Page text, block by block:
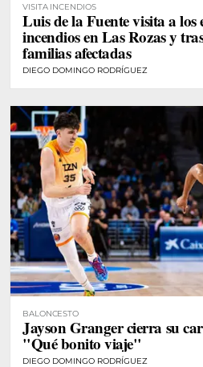
VISITA INCENDIOS
Luis de la Fuente visita a los
incendios en Las Rozas y
familias afectadas
DIEGO DOMINGO RODRÍGUEZ
BALONCESTO
Jayson Granger cierra su
"Qué bonito viaje"
DIEGO DOMINGO RODRÍGUEZ